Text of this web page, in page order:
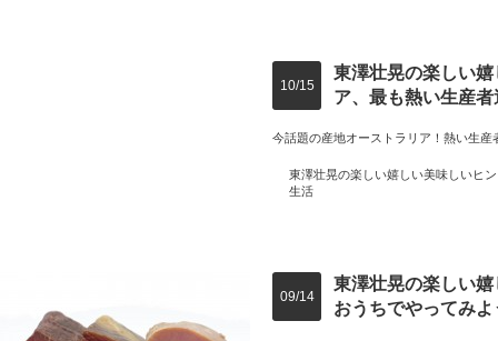
東澤壮晃の楽しい
ア、最も熱い生産
10/15
今話題の産地オーストラリア！熱い生
東澤壮晃の楽しい嬉しい美味しいヒ
生活
東澤壮晃の楽しい
おうちでやってみよ
09/14